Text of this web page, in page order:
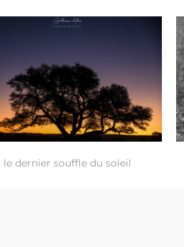
le dernier souffle du soleil